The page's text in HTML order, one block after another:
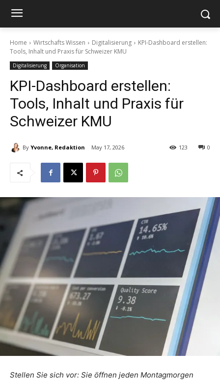
Home Wirtschafts Wissen Digitalisierung
KPI-Dashboard erstellen:
Tools, Inhalt und Praxis für Schweizer KMU
Digitalisierung Organisation
KPI-Dashboard erstellen:
Tools, Inhalt und Praxis für
Schweizer KMU
By Yvonne, Redaktion May 17, 2026 0
123
Stellen Sie sich vor: Sie öffnen jeden Montagmorgen